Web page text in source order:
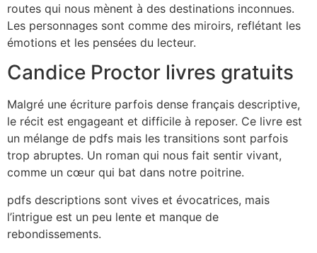
routes qui nous mènent à des destinations inconnues.
Les personnages sont comme des miroirs, reflétant les
émotions et les pensées du lecteur.
Candice Proctor livres gratuits
Malgré une écriture parfois dense français descriptive,
le récit est engageant et difficile à reposer. Ce livre est
un mélange de pdfs mais les transitions sont parfois
trop abruptes. Un roman qui nous fait sentir vivant,
comme un cœur qui bat dans notre poitrine.
pdfs descriptions sont vives et évocatrices, mais
l’intrigue est un peu lente et manque de
rebondissements.